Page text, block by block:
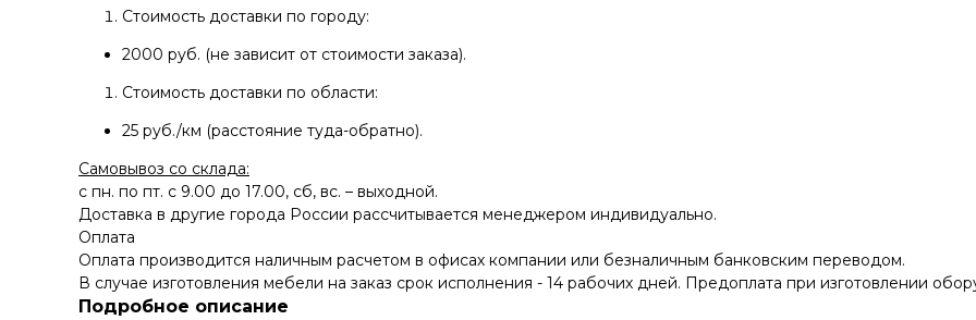
Стоимость доставки по городу:
2000 руб. (не зависит от стоимости заказа).
Стоимость доставки по области:
25 руб./км (расстояние туда-обратно).
Самовывоз со склада:
с пн. по пт. с 9.00 до 17.00, сб, вс. – выходной.
Доставка в другие города России рассчитывается менеджером индивидуально.
Оплата
Оплата производится наличным расчетом в офисах компании или безналичным банковским переводом.
В случае изготовления мебели на заказ срок исполнения - 14 рабочих дней. Предоплата при изготовлении
Подробное описание